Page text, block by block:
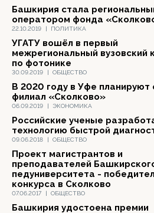
22.10.2019 | ПОЛИТИКА
Башкирия стала
оператором фонда
30.09.2019 | ОБЩЕСТВО
УГАТУ вошёл в первый
межрегиональный вузовский
по фотонике
06.09.2019 | ЭКОНОМИКА
В 2020 году в Уфе планируют
филиал «Сколково»
09.06.2018 | ОБЩЕСТВО
Российские ученые
технологию быстрой
07.06.2017 | ОБЩЕСТВО
Проект магистрантов и
преподавателей
педуниверситета -
конкурса в Сколково
Башкирия удостоена премии